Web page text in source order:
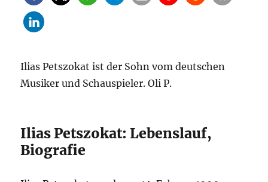
Ilias Petszokat ist der Sohn vom deutschen
Musiker und Schauspieler. Oli P.
Ilias Petszokat: Lebenslauf,
Biografie